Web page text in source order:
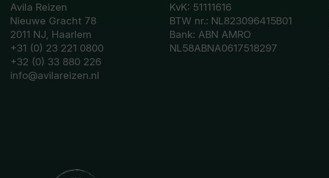
Avila Reizen
Nieuwe Gracht 78
2011 NJ, Haarlem
+31 (0) 23 221 0800
+32 (0) 33 880 226
info@avilareizen.nl
KvK: 51111616
BTW nr.: NL823096415B01
Bank: ABN AMRO
NL58ABNA0617518297